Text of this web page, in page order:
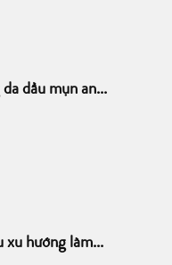
dầu mụn an...
xu hướng làm...